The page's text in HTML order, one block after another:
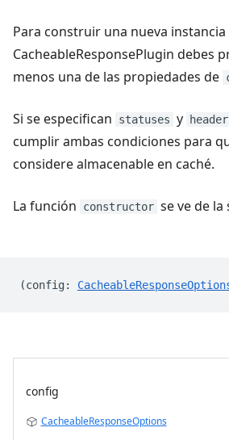
Para construir una nueva instancia
CacheableResponsePlugin debes
menos una de las propiedades de
Si se especifican statuses y
cumplir ambas condiciones para
considere almacenable en caché.
La función constructor se ve de
(config:
config
CacheableResponseOptions